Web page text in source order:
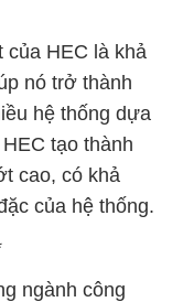
của HEC là khả
nó trở thành
hệ thống dựa
tạo thành
cao, có khả
của hệ thống.
ngành công